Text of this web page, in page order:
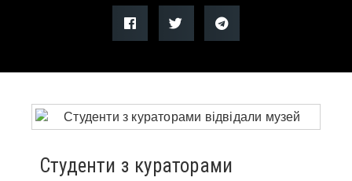
Студенти з кураторами